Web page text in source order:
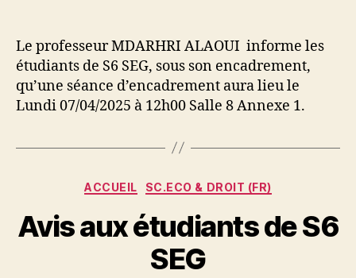
Le professeur MDARHRI ALAOUI informe les
étudiants de S6 SEG, sous son encadrement,
qu’une séance d’encadrement aura lieu le
Lundi 07/04/2025 à 12h00 Salle 8 Annexe 1.
Catégories
ACCUEIL SC.ECO & DROIT (FR)
Avis aux étudiants de S6
SEG